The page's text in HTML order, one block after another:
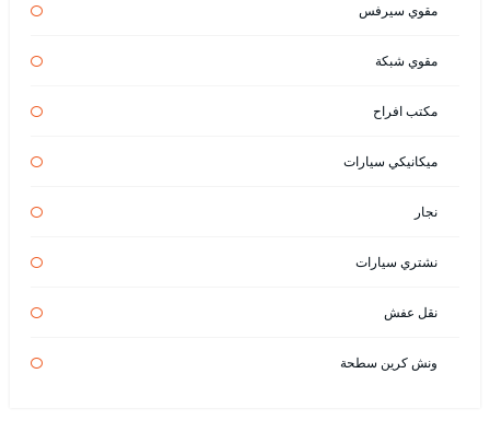
مقوي سيرفس
مقوي شبكة
مكتب افراح
ميكانيكي سيارات
نجار
نشتري سيارات
نقل عفش
ونش كرين سطحة